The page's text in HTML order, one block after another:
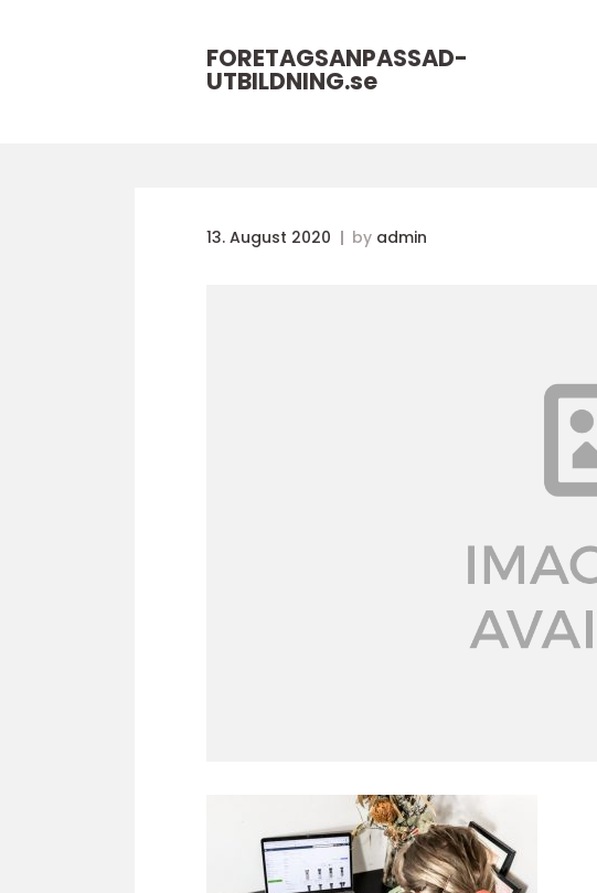
FORETAGSANPASSAD-
UTBILDNING.se
13. August 2020 by admin